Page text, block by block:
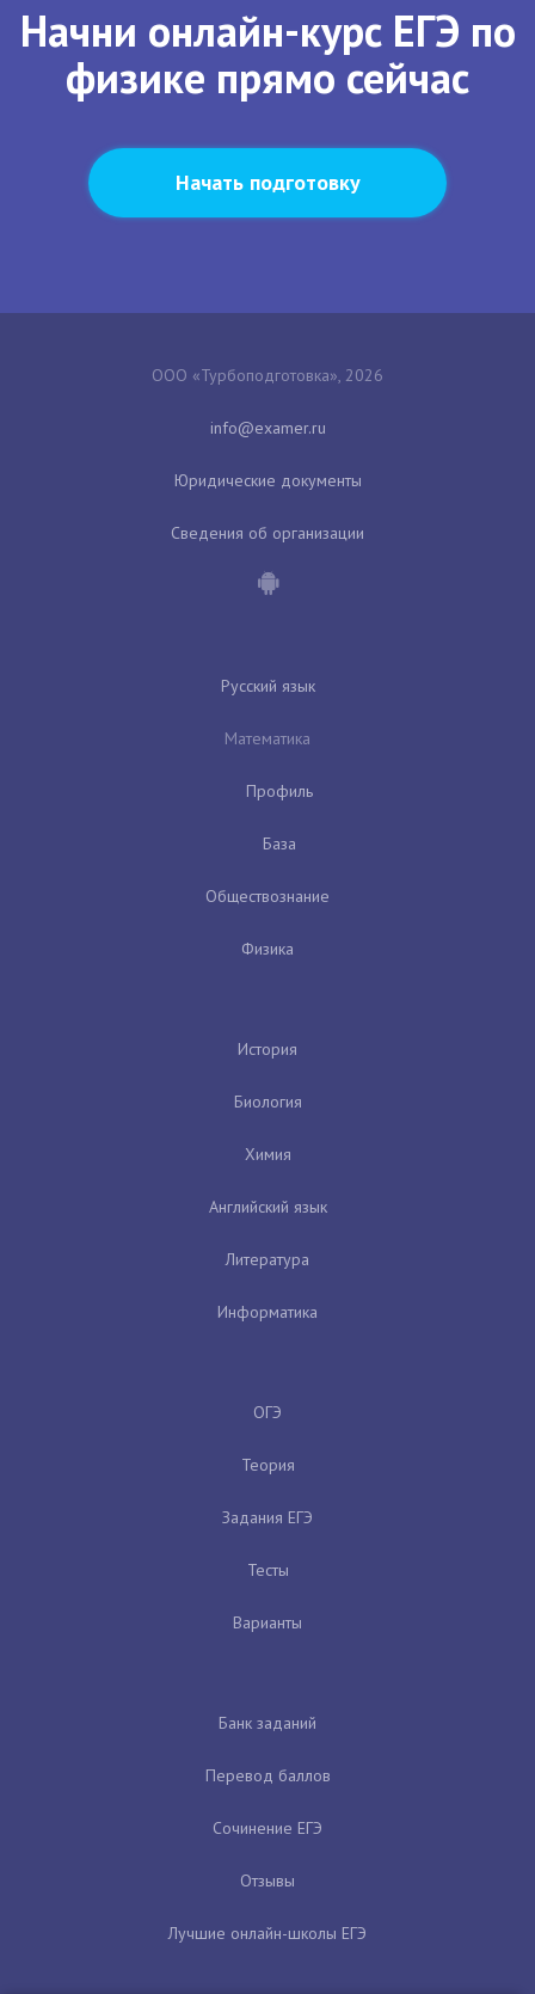
Начни онлайн-курс ЕГЭ по
физике прямо сейчас
Начать подготовку
ООО «Турбоподготовка», 2026
Юридические документы
Сведения об организации
Русский язык
Математика
Профиль
База
Обществознание
Физика
История
Биология
Химия
Английский язык
Литература
Информатика
ОГЭ
Теория
Задания ЕГЭ
Тесты
Варианты
Банк заданий
Перевод баллов
Сочинение ЕГЭ
Отзывы
Лучшие онлайн-школы ЕГЭ